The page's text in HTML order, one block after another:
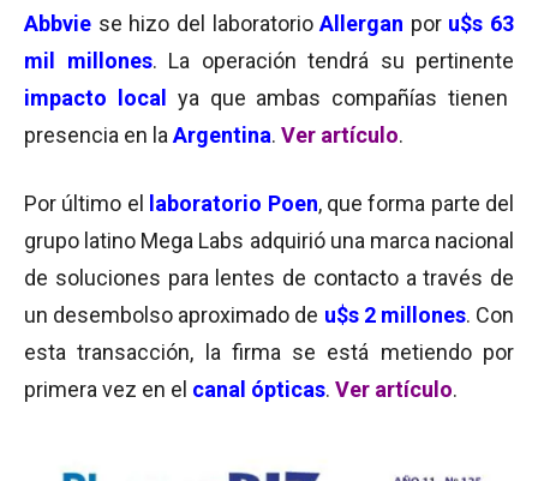
Abbvie se hizo del laboratorioAllergan por u$s 63
mil millones. La operación tendrá su pertinente
impacto local
ya que ambas compañías tienen
presencia en la Argentina. Ver artículo.
Por último el laboratorio Poen, que forma parte del
grupo latino Mega Labs adquirió una marca nacional
de soluciones para lentes de contacto a través de
un desembolso aproximado de u$s 2 millones. Con
esta transacción, la firma se está metiendo por
primera vez en el canal ópticas. Ver artículo.